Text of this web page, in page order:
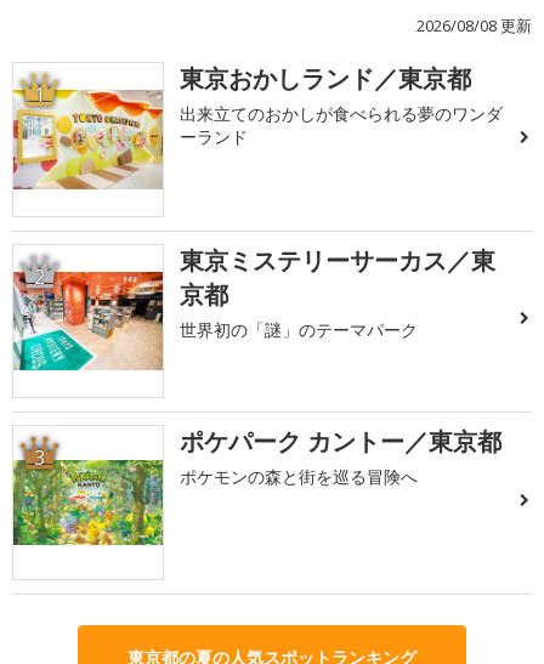
2026/08/08 更新
1 東京おかしランド／東京都
出来立てのおかしが食べられる夢のワンダ
ーランド
2
東京ミステリーサーカス／東
京都
世界初の「謎」のテーマパーク
3 ポケパーク カントー／東京都
ポケモンの森と街を巡る冒険へ
東京都の夏の人気スポットランキング